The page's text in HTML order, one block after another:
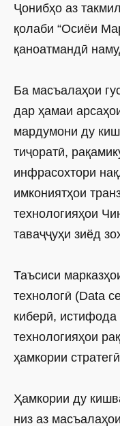
Ҷонибҳо аз
қолаби “Осиёи
қаноатмандӣ
Ба масъалаҳои
дар ҳамаи
мардумони ду
тиҷоратӣ,
инфрасохтори
имкониятҳои
технологияҳои
таваҷҷуҳи зиёд
Таъсиси
технологӣ (Data
киберӣ, истифода
технологияҳои
ҳамкории
Ҳамкории ду
низ аз